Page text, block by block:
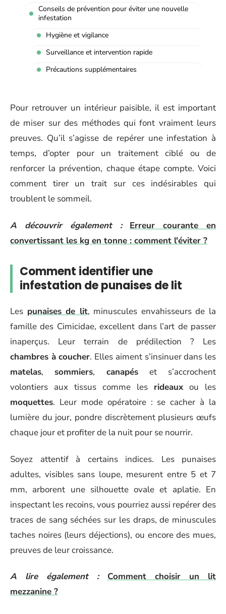
Conseils de prévention pour éviter une nouvelle
infestation
Hygiène et vigilance
Surveillance et intervention rapide
Précautions supplémentaires
Pour retrouver un intérieur paisible, il est important
de miser sur des méthodes qui font vraiment leurs
preuves. Qu’il s’agisse de repérer une infestation à
temps, d’opter pour un traitement ciblé ou de
renforcer la prévention, chaque étape compte. Voici
comment tirer un trait sur ces indésirables qui
troublent le sommeil.
A découvrir également :
Erreur courante en
convertissant les kg en tonne : comment l'éviter ?
Comment identifier une
infestation de punaises de lit
Les punaises de lit, minuscules envahisseurs de la
famille des Cimicidae, excellent dans l’art de passer
inaperçus. Leur terrain de prédilection ? Les
chambres à coucher. Elles aiment s’insinuer dans les
matelas, sommiers, canapéset s’accrochent
volontiers aux tissus comme les rideaux ou les
moquettes. Leur mode opératoire : se cacher à la
lumière du jour, pondre discrètement plusieurs œufs
chaque jour et profiter de la nuit pour se nourrir.
Soyez attentif à certains indices. Les punaises
adultes, visibles sans loupe, mesurent entre 5 et 7
mm, arborent une silhouette ovale et aplatie. En
inspectant les recoins, vous pourriez aussi repérer des
traces de sang séchées sur les draps, de minuscules
taches noires (leurs déjections), ou encore des mues,
preuves de leur croissance.
A lire également :
Comment choisir un lit
mezzanine ?